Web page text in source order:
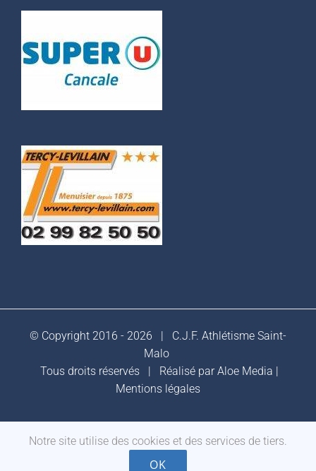
© Copyright 2016 - 2026 | C.J.F. Athlétisme Saint-
Malo
Tous droits réservés | Réalisé parAloe Media
Mentions légales
Facebook
Notre site utilise des cookies et des services de tiers.
OK